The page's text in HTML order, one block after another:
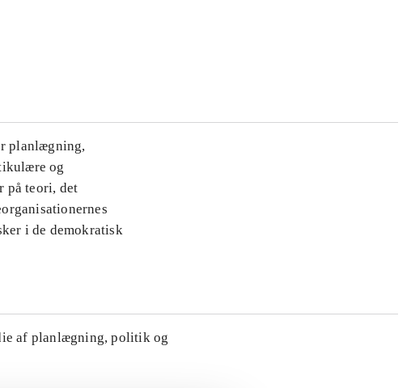
planlægning,
og
på teori, det
i de demokratisk
af planlægning, politik og